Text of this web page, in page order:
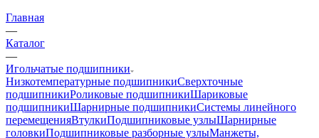
Главная
—
Каталог
—
Игольчатые подшипники
Низкотемпературные подшипникиСверхточные
подшипникиРоликовые подшипникиШариковые
подшипникиШарнирные подшипникиСистемы линейного
перемещенияВтулкиПодшипниковые узлыШарнирные
головкиПодшипниковые разборные узлыМанжеты,